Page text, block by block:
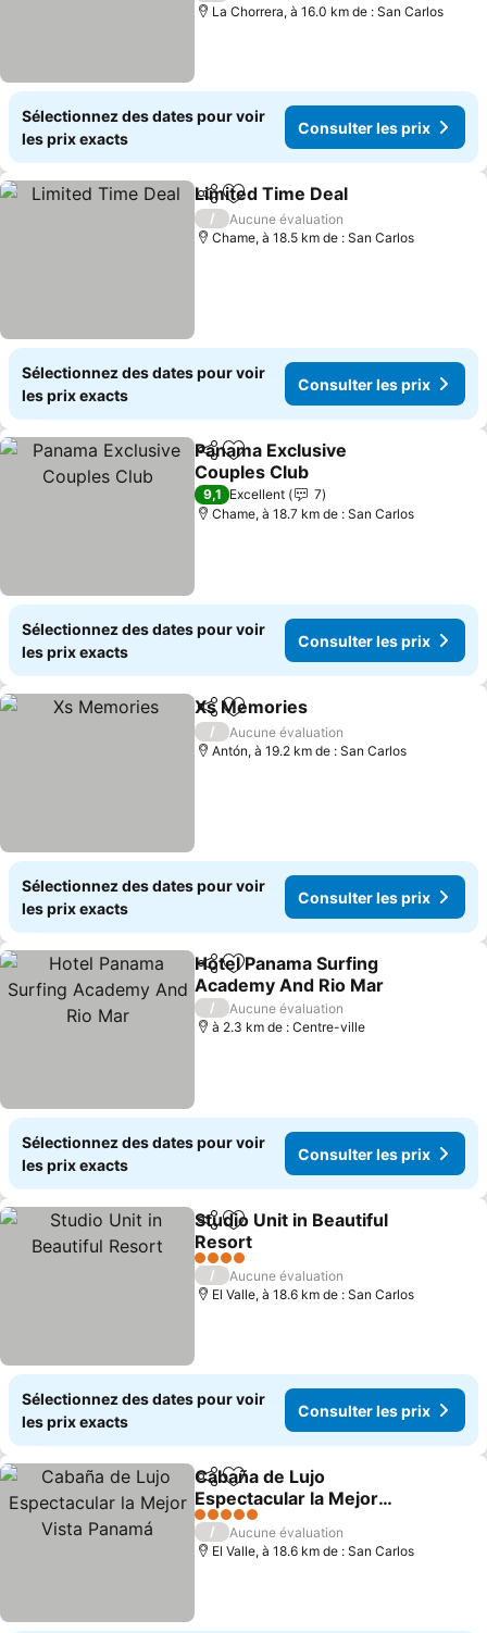
La Chorrera, à 16.0 km de : San Carlos
Sélectionnez des dates pour voir
les prix exacts
Consulter les prix
PartagerAjouter à mes favoris
Limited Time Deal
/
Aucune évaluation
Chame, à 18.5 km de : San Carlos
Sélectionnez des dates pour voir
les prix exacts
Consulter les prix
PartagerAjouter à mes favoris
Panama Exclusive
Couples Club
9,1 Excellent
7
Chame, à 18.7 km de : San Carlos
Sélectionnez des dates pour voir
les prix exacts
Consulter les prix
PartagerAjouter à mes favoris
Xs Memories
/
Aucune évaluation
Antón, à 19.2 km de : San Carlos
Sélectionnez des dates pour voir
les prix exacts
Consulter les prix
PartagerAjouter à mes favoris
Hotel Panama Surfing
Academy And Rio Mar
/
Aucune évaluation
à 2.3 km de : Centre-ville
Sélectionnez des dates pour voir
les prix exacts
Consulter les prix
PartagerAjouter à mes favoris
Studio Unit in Beautiful
Resort
4 Étoiles
/
Aucune évaluation
El Valle, à 18.6 km de : San Carlos
Sélectionnez des dates pour voir
les prix exacts
Consulter les prix
PartagerAjouter à mes favoris
Cabaña de Lujo
Espectacular la Mejor
Vista Panamá
5 Étoiles
/
Aucune évaluation
El Valle, à 18.6 km de : San Carlos